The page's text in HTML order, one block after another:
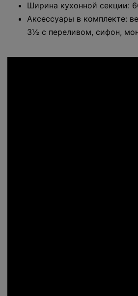
Ширина кухонной секции:
Аксессуары в комплекте:
3½ с переливом, сифон,